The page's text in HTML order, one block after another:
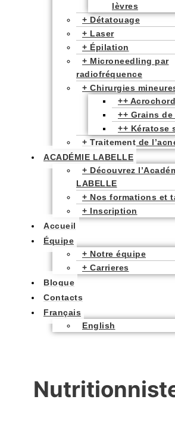
lèvres
+ Détatouage
+ Laser​
+ Épilation
+ Microneedling par
radiofréquence
+ Chirurgies
++
++ Grains
++ Kératose
+ Traitement de
ACADÉMIE LABELLE
+ Découvrez
LABELLE
+ Nos formations et
+ Inscription
Accueil
Équipe
+ Notre équipe
+ Carrieres
Blogue
Contacts
Français
English